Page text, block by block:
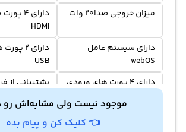
میزان خروجی صدا20 وات
دارای
HDMI
دارای سیستم عامل
webOS
دارای 2
USB
دارای 4 پورت های ورودی
پشتیبانی از
موجود نیست ولی مشابه‌اش رو
👈 کلیک کن و پیام بده